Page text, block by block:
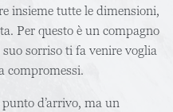
insieme tutte le dimensioni,
Per questo è un compagno
sorriso ti fa venire voglia
compromessi.
d’arrivo, ma un